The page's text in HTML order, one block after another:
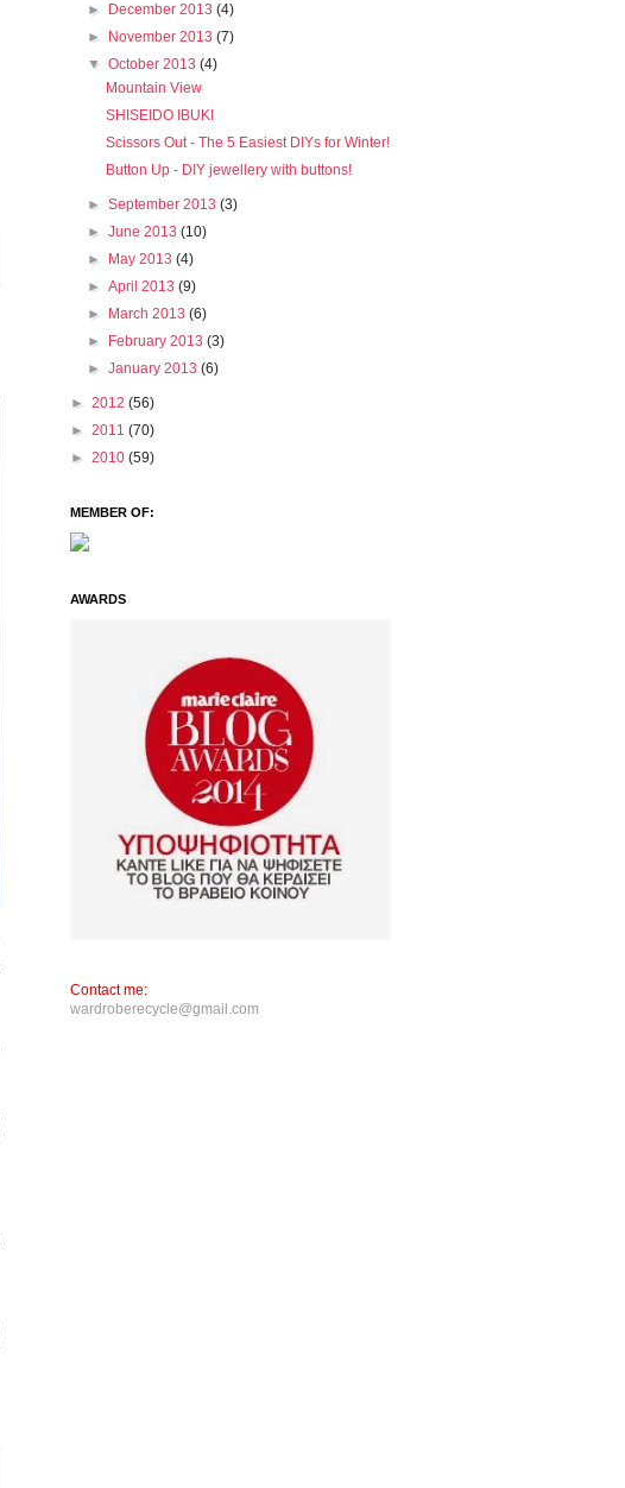
►
December 2013(4)
►
November 2013(7)
▼October 2013(4)
Mountain View
SHISEIDO IBUKI
Scissors Out - The 5 Easiest DIYs for Winter!
Button Up - DIY jewellery with buttons!
►September 2013(3)
►June 2013(10)
►
May 2013(4)
►April 2013(9)
►
March 2013(6)
►
February 2013(3)
►January 2013(6)
► 2012 (56)
► 2011 (70)
► 2010 (59)
MEMBER OF:
AWARDS
Contact me:
wardroberecycle@gmail.com